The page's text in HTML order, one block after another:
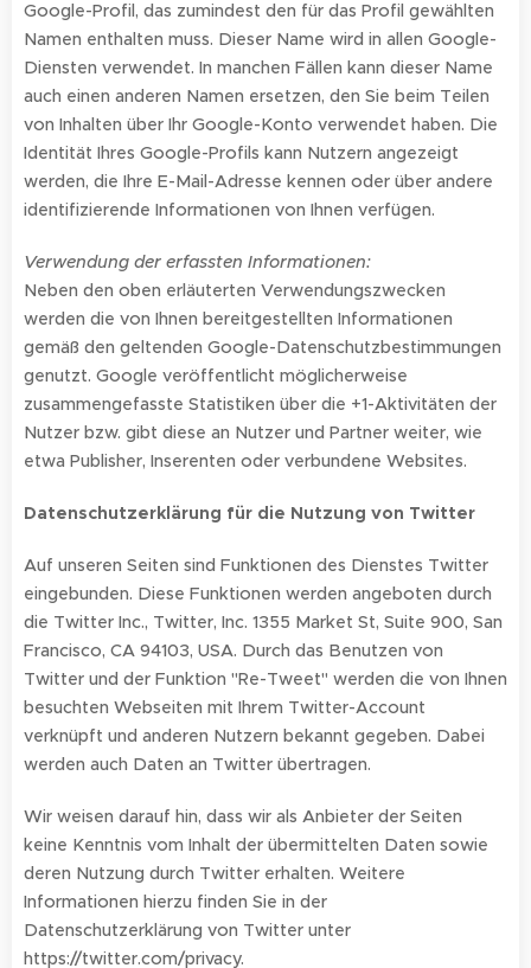
Google-Profil, das zumindest den für das Profil gewählten
Namen enthalten muss. Dieser Name wird in allen Google-
Diensten verwendet. In manchen Fällen kann dieser Name
auch einen anderen Namen ersetzen, den Sie beim Teilen
von Inhalten über Ihr Google-Konto verwendet haben. Die
Identität Ihres Google-Profils kann Nutzern angezeigt
werden, die Ihre E-Mail-Adresse kennen oder über andere
identifizierende Informationen von Ihnen verfügen.
Verwendung der erfassten Informationen:
Neben den oben erläuterten Verwendungszwecken
werden die von Ihnen bereitgestellten Informationen
gemäß den geltenden Google-Datenschutzbestimmungen
genutzt. Google veröffentlicht möglicherweise
zusammengefasste Statistiken über die +1-Aktivitäten der
Nutzer bzw. gibt diese an Nutzer und Partner weiter, wie
etwa Publisher, Inserenten oder verbundene Websites.
Datenschutzerklärung für die Nutzung von Twitter
Auf unseren Seiten sind Funktionen des Dienstes Twitter
eingebunden. Diese Funktionen werden angeboten durch
die Twitter Inc., Twitter, Inc. 1355 Market St, Suite 900, San
Francisco, CA 94103, USA. Durch das Benutzen von
Twitter und der Funktion "Re-Tweet" werden die von Ihnen
besuchten Webseiten mit Ihrem Twitter-Account
verknüpft und anderen Nutzern bekannt gegeben. Dabei
werden auch Daten an Twitter übertragen.
Wir weisen darauf hin, dass wir als Anbieter der Seiten
keine Kenntnis vom Inhalt der übermittelten Daten sowie
deren Nutzung durch Twitter erhalten. Weitere
Informationen hierzu finden Sie in der
Datenschutzerklärung von Twitter unter
https://twitter.com/privacy.